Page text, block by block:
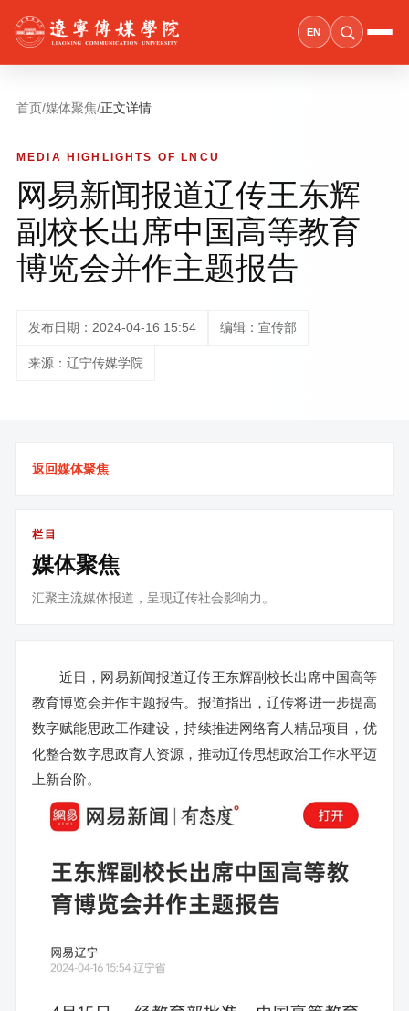
EN
首页/媒体聚焦/正文详情
MEDIA HIGHLIGHTS OF LNCU
网易新闻报道辽传王东辉
副校长出席中国高等教育
博览会并作主题报告
发布日期：2024-04-16 15:54 编辑：宣传部
来源：辽宁传媒学院
返回媒体聚焦
栏目
媒体聚焦
汇聚主流媒体报道，呈现辽传社会影响力。
近日，网易新闻报道辽传王东辉副校长出席中国高等
教育博览会并作主题报告。报道指出，辽传将进一步提高
数字赋能思政工作建设，持续推进网络育人精品项目，优
化整合数字思政育人资源，推动辽传思想政治工作水平迈
上新台阶。